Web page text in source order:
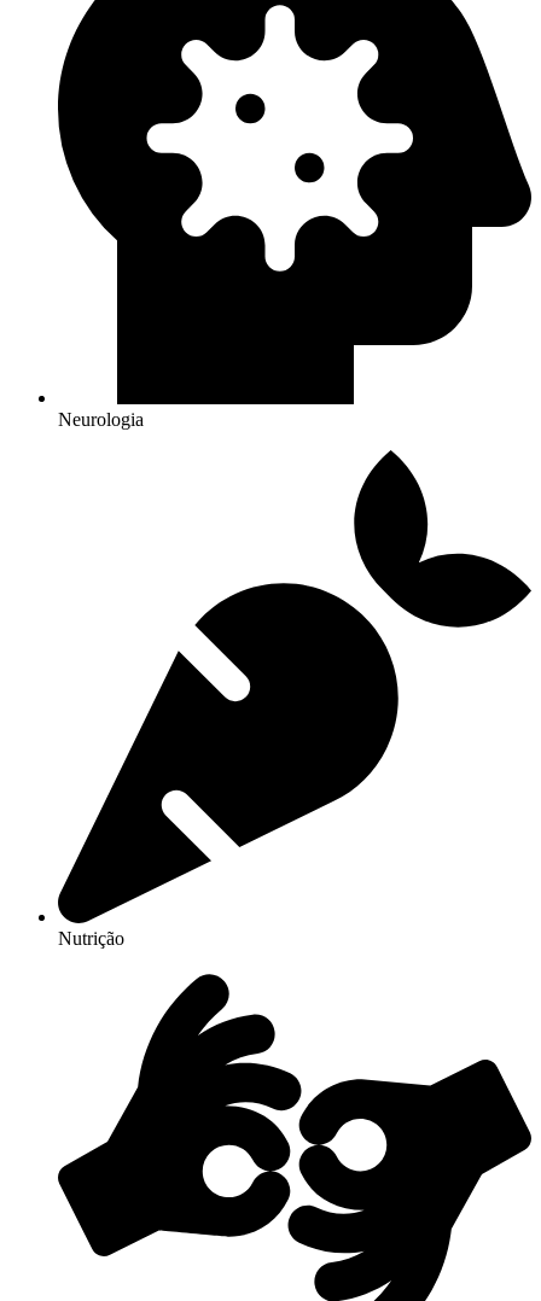
Neurologia
Nutrição